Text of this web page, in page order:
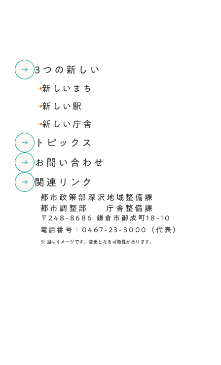
3つの新しい
新しいまち
新しい駅
新しい庁舎
トピックス
お問い合わせ
関連リンク
都市政策部深沢地域整備課
都市調整部 庁舎整備課
〒248-8686 鎌倉市御成町18-10
電話番号：0467-23-3000（代表）
※ 図はイメージです。変更となる可能性があります。